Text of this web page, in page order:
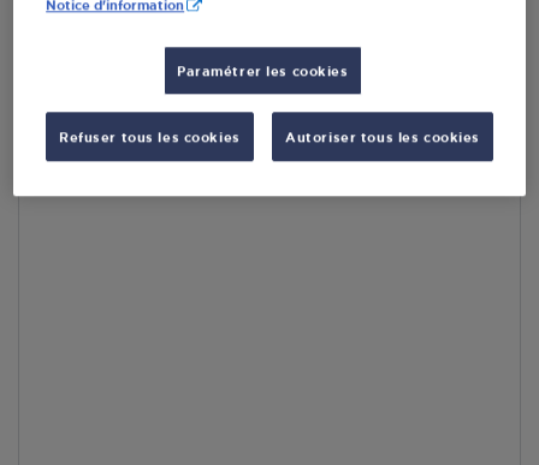
Accès
Notice d'information
Paramétrer les cookies
Refuser tous les cookies Autoriser tous les cookies